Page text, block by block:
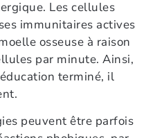
Les cellules
immunitaires actives
osseuse à raison
par minute. Ainsi,
terminé, il
peuvent être parfois